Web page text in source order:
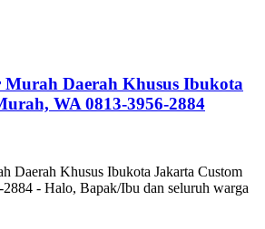
Murah Daerah Khusus Ibukota
WA 0813-3956-2884
Daerah Khusus Ibukota Jakarta Custom
- Halo, Bapak/Ibu dan seluruh warga